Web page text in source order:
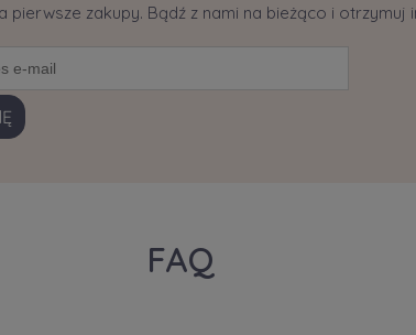
pierwsze zakupy. Bądź z nami na bieżąco i
FAQ